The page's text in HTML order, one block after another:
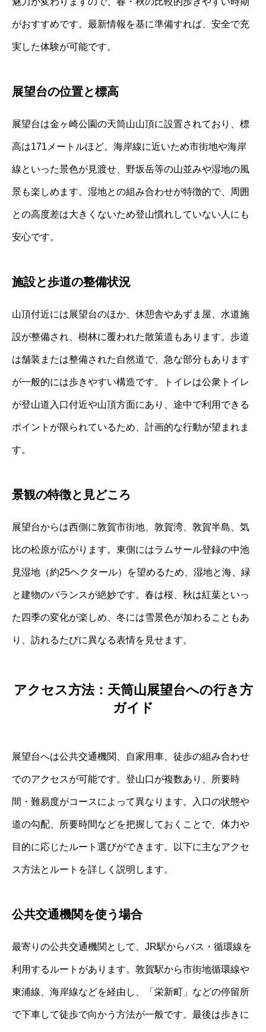
がおすすめです。最新情報を基に準備すれば、安全で充
実した体験が可能です。
展望台の位置と標高
展望台は金ヶ崎公園の天筒山山頂に設置されており、標
高は171メートルほど。海岸線に近いため市街地や海岸
線といった景色が見渡せ、野坂岳等の山並みや湿地の風
景も楽しめます。湿地との組み合わせが特徴的で、周囲
との高度差は大きくないため登山慣れしていない人にも
安心です。
施設と歩道の整備状況
山頂付近には展望台のほか、休憩舎やあずま屋、水道施
設が整備され、樹林に覆われた散策道もあります。歩道
は舗装または整備された自然道で、急な部分もあります
が一般的には歩きやすい構造です。トイレは公衆トイレ
が登山道入口付近や山頂方面にあり、途中で利用できる
ポイントが限られているため、計画的な行動が望まれま
す。
景観の特徴と見どころ
展望台からは西側に敦賀市街地、敦賀湾、敦賀半島、気
比の松原が広がります。東側にはラムサール登録の中池
見湿地（約25ヘクタール）を望めるため、湿地と海、緑
と建物のバランスが絶妙です。春は桜、秋は紅葉といっ
た四季の変化が楽しめ、冬には雪景色が加わることもあ
り、訪れるたびに異なる表情を見せます。
アクセス方法：天筒山展望台への行き方
ガイド
展望台へは公共交通機関、自家用車、徒歩の組み合わせ
でのアクセスが可能です。登山口が複数あり、所要時
間・難易度がコースによって異なります。入口の状態や
道の勾配、所要時間などを把握しておくことで、体力や
目的に応じたルート選びができます。以下に主なアクセ
ス方法とルートを詳しく説明します。
公共交通機関を使う場合
最寄りの公共交通機関として、JR駅からバス・循環線を
利用するルートがあります。敦賀駅から市街地循環線や
東浦線、海岸線などを経由し、「栄新町」などの停留所
で下車して徒歩で向かう方法が一般です。最後は歩きに